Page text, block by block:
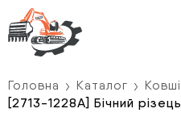
Головна Каталог Ковші
[2713-1228A] Бічний різець